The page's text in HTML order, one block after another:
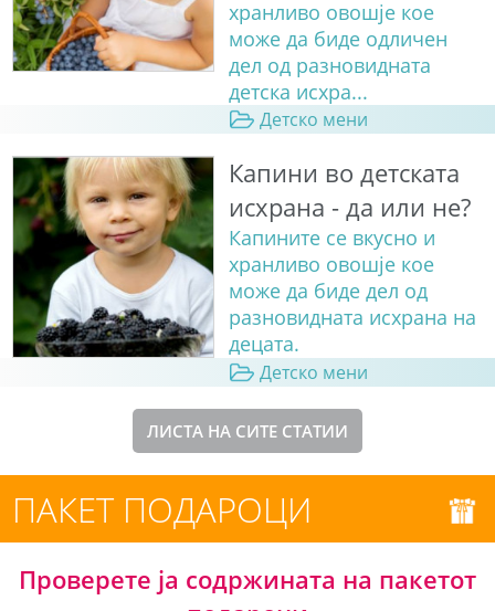
хранливо овошје кое
може да биде одличен
дел од разновидната
детска исхра...
Детско мени
Капини во детската
исхрана - да или не?
Капините се вкусно и
хранливо овошје кое
може да биде дел од
разновидната исхрана на
децата.
Детско мени
ЛИСТА НА СИТЕ СТАТИИ
ПАКЕТ ПОДАРОЦИ
Проверете ја содржината на пакетот